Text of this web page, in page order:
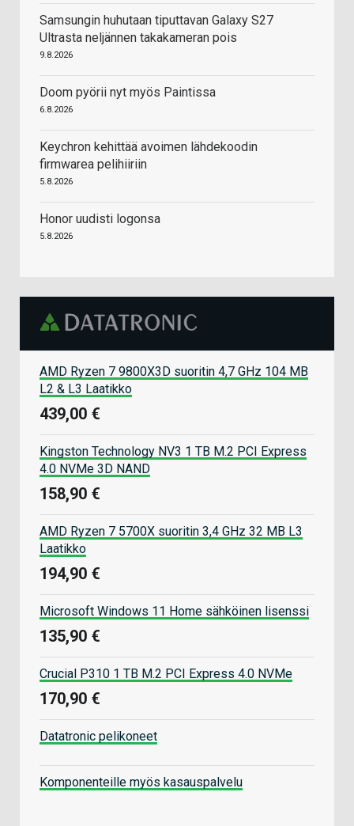
Samsungin huhutaan tiputtavan Galaxy S27
Ultrasta neljännen takakameran pois
9.8.2026
Doom pyörii nyt myös Paintissa
6.8.2026
Keychron kehittää avoimen lähdekoodin
firmwarea pelihiiriin
5.8.2026
Honor uudisti logonsa
5.8.2026
AMD Ryzen 7 9800X3D suoritin 4,7 GHz 104 MB
L2 & L3 Laatikko
439,00 €
Kingston Technology NV3 1 TB M.2 PCI Express
4.0 NVMe 3D NAND
158,90 €
AMD Ryzen 7 5700X suoritin 3,4 GHz 32 MB L3
Laatikko
194,90 €
Microsoft Windows 11 Home sähköinen lisenssi
135,90 €
Crucial P310 1 TB M.2 PCI Express 4.0 NVMe
170,90 €
Datatronic pelikoneet
Komponenteille myös kasauspalvelu